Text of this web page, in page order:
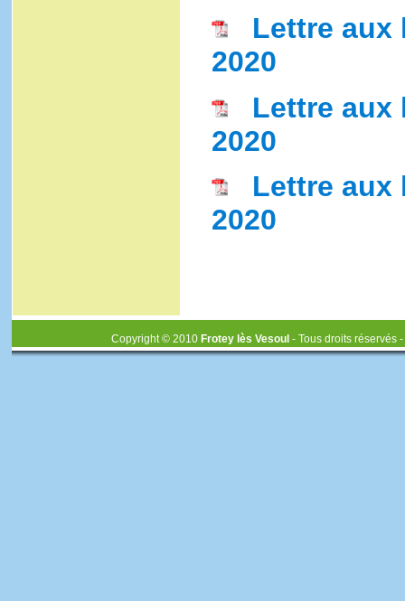
Lettre aux
2020
Lettre aux
2020
Lettre aux
2020
Copyright © 2010 Frotey lès Vesoul - Tous droits réservés